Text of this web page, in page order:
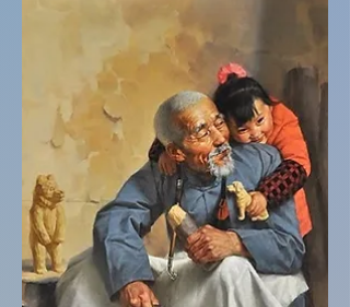
quedarme dormida allí una vez y luego fui a
Ginebra a visitar a Milena. Finalmente
regresé a Viena, donde me alojaba con
Gregor y Sandy. Ellos también tenían
planeado asistir al curso en Eslovenia. Tenía
previsto partir el 24 de